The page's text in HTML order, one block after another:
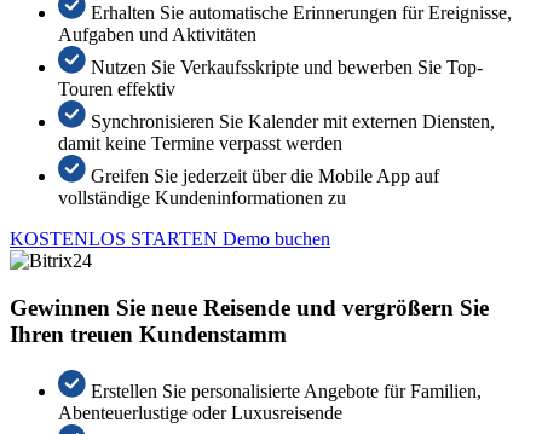
Erhalten Sie automatische Erinnerungen für Ereignisse,
Aufgaben und Aktivitäten
Nutzen Sie Verkaufsskripte und bewerben Sie Top-
Touren effektiv
Synchronisieren Sie Kalender mit externen Diensten,
damit keine Termine verpasst werden
Greifen Sie jederzeit über die Mobile App auf
vollständige Kundeninformationen zu
KOSTENLOS STARTEN Demo buchen
Gewinnen Sie neue Reisende und vergrößern Sie
Ihren treuen Kundenstamm
Erstellen Sie personalisierte Angebote für Familien,
Abenteuerlustige oder Luxusreisende